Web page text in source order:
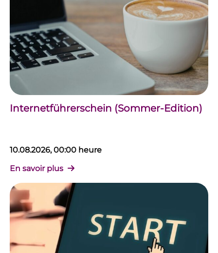
Internetführerschein (Sommer-Edition)
10.08.2026, 00:00 heure
En savoir plus